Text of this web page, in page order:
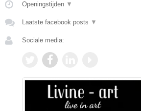
Openingstijden ▼
Laatste facebook posts ▼
Sociale media: